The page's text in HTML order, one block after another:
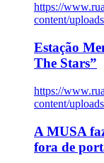
https://
content/
Estação
The Stars”
https://
content/
A MUSA
fora de